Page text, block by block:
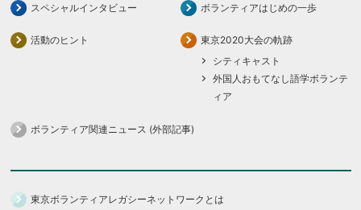
スペシャルインタビュー ボランティアはじめの一歩
活動のヒント
東京2020大会の軌跡
シティキャスト
外国人おもてなし語学ボランテ
ィア
ボランティア関連ニュース (外部記事)
東京ボランティアレガシーネットワークとは